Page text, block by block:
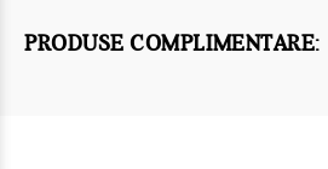
PRODUSE COMPLIMENTARE: